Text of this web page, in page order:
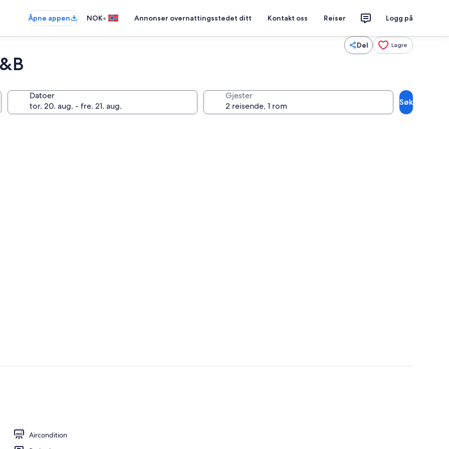
Åpne appen NOK• Annonser overnattingsstedet ditt Kontakt oss Reiser Logg på
Del Lagre
Datoer Gjester
Søk
Aircondition